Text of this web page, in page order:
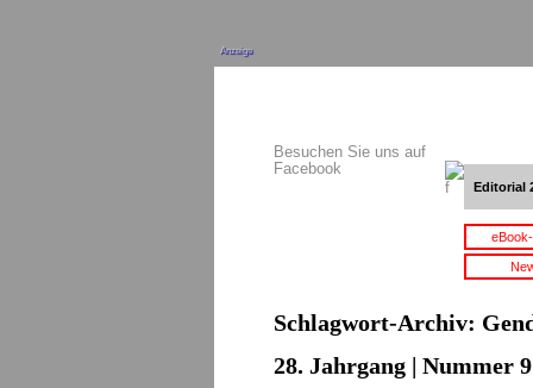
Anzeige
Besuchen Sie uns auf
Facebook
Editorial
Schlagwort-Archiv:
28. Jahrgang | Nummer